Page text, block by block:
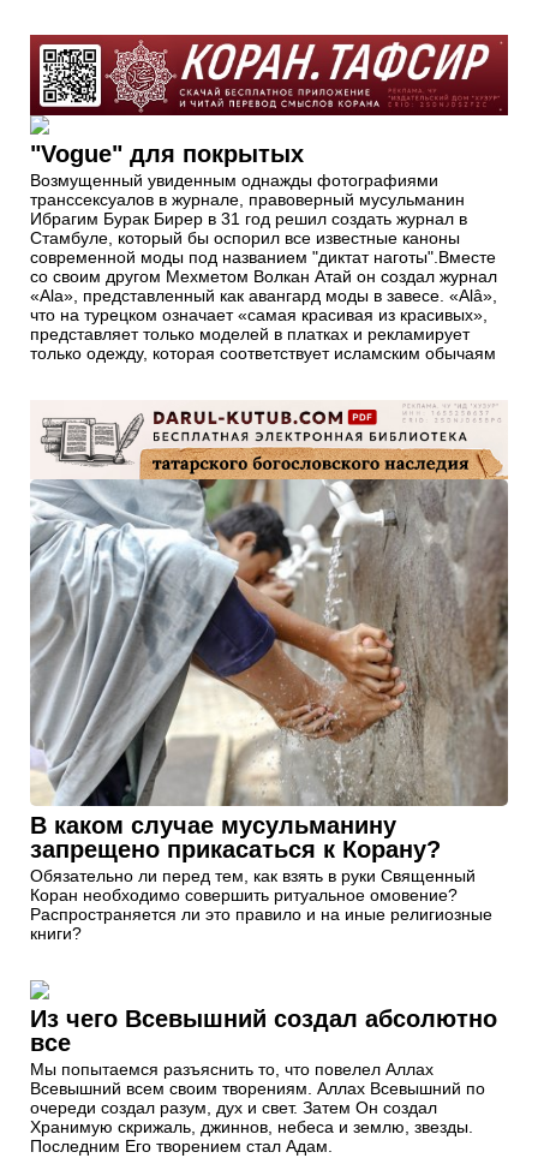
"Vogue" для покрытых
Возмущенный увиденным однажды фотографиями
транссексуалов в журнале, правоверный мусульманин
Ибрагим Бурак Бирер в 31 год решил создать журнал в
Стамбуле, который бы оспорил все известные каноны
современной моды под названием "диктат наготы".Вместе
со своим другом Мехметом Волкан Атай он создал журнал
«Ala», представленный как авангард моды в завесе. «Alâ»,
что на турецком означает «самая красивая из красивых»,
представляет только моделей в платках и рекламирует
только одежду, которая соответствует исламским обычаям
В каком случае мусульманину
запрещено прикасаться к Корану?
Обязательно ли перед тем, как взять в руки Священный
Коран необходимо совершить ритуальное омовение?
Распространяется ли это правило и на иные религиозные
книги?
Из чего Всевышний создал абсолютно
все
Мы попытаемся разъяснить то, что повелел Аллах
Всевышний всем своим творениям. Аллах Всевышний по
очереди создал разум, дух и свет. Затем Он создал
Хранимую скрижаль, джиннов, небеса и землю, звезды.
Последним Его творением стал Адам.